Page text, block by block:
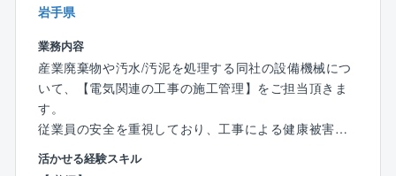
◇エンドユーザーとの関わり
素を網羅しているため、大手ゼネコンや設計事務所に
与えられた設計図で仕事するのみならず、自らクライ
アントと直接会話し、一緒に設備を創り上げることが
出来ます。
その分、厳しいお言葉を頂戴することもありますが、
それが達成感ややりがいに繋がります。
岩手県
業務内容
産業廃棄物や汚水/汚泥を処理する同社の設備機械につ
いて、【電気関連の工事の施工管理】をご担当頂きま
す。
従業員の安全を重視しており、工事による健康被害は
ゼロです。未経験からチャレンジ可!
活かせる経験スキル